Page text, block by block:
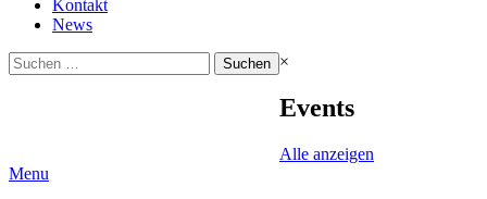
Kontakt
News
Suchen
nach:
×
Events
Alle anzeigen
Menu